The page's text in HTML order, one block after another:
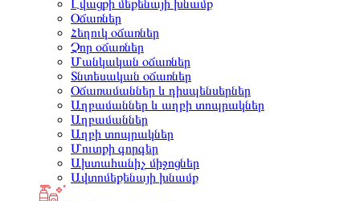
Լվացքի մեքենայի խնամք
Օճառներ
Հեղուկ օճառներ
Չոր օճառներ
Մանկական օճառներ
Տնտեսական օճառներ
Օճառամաններ և դիսպենսերներ
Աղբամաններ և աղբի տոպրակներ
Աղբամաններ
Աղբի տոպրակներ
Մուտքի գորգեր
Ախտահանիչ միջոցներ
Ավտոմեքենայի խնամք